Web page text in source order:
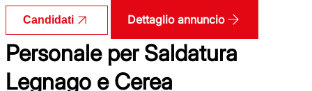
Candidati Dettaglio annuncio
Personale per Saldatura
Legnago e Cerea